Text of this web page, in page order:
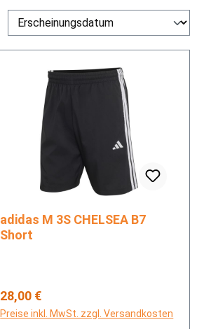
adidas M 3S CHELSEA B7
Short
Regulärer Preis:
28,00 €
Preise inkl. MwSt. zzgl. Versandkosten